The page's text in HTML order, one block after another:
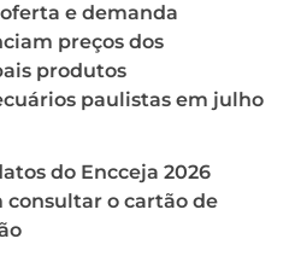
e demanda
preços dos
produtos
paulistas em julho
do Encceja 2026
consultar o cartão de